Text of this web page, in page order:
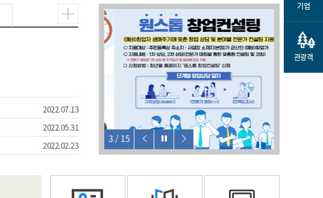
2022.07.13
2022.05.31
2022.02.23
4 / 15
기업
관광객